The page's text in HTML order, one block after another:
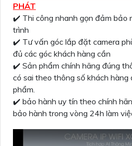
PHÁT
✔️ Thi công nhanh gọn đảm bảo
trình
✔️ Tư vấn góc lắp đặt camera
đủ các góc khách hàng cần
✔️ Sản phẩm chính hãng đúng
có sai theo thông số khách hàng
phẩm.
✔️ bảo hành uy tín theo chính
bảo hành trong vòng 24h làm